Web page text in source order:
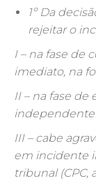
1º Da
rejeitar o
I – na fase de
imediato, na
II – na fase de
III – cabe
em incidente
tribunal (CPC,